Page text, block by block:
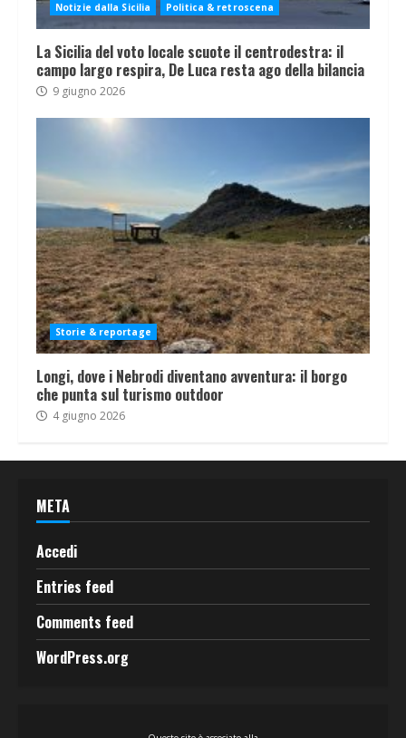
Notizie dalla Sicilia Politica & retroscena
La Sicilia del voto locale scuote il centrodestra: il
campo largo respira, De Luca resta ago della bilancia
9 giugno 2026
Storie & reportage
Longi, dove i Nebrodi diventano avventura: il borgo
che punta sul turismo outdoor
4 giugno 2026
META
Accedi
Entries feed
Comments feed
WordPress.org